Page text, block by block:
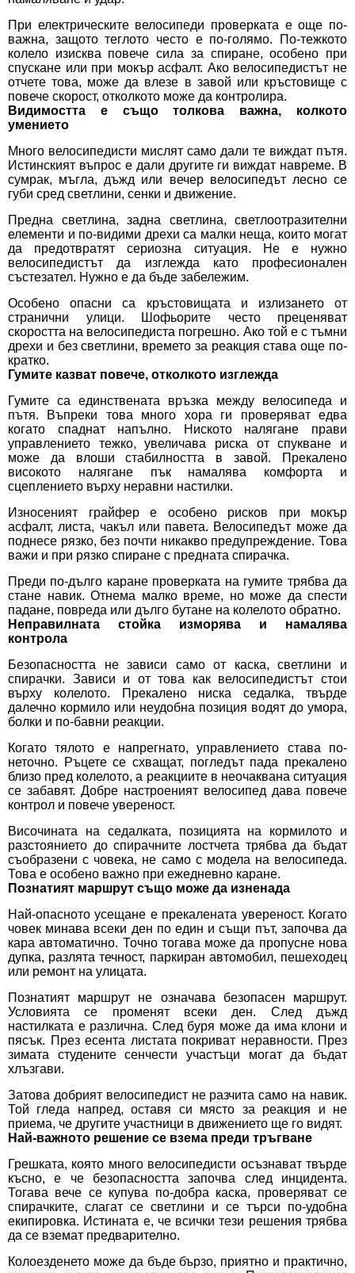
При електрическите велосипеди проверката е още по-
важна, защото теглото често е по-голямо. По-тежкото
колело изисква повече сила за спиране, особено при
спускане или при мокър асфалт. Ако велосипедистът не
отчете това, може да влезе в завой или кръстовище с
повече скорост, отколкото може да контролира.
Видимостта е също толкова важна, колкото
умението
Много велосипедисти мислят само дали те виждат пътя.
Истинският въпрос е дали другите ги виждат навреме. В
сумрак, мъгла, дъжд или вечер велосипедът лесно се
губи сред светлини, сенки и движение.
Предна светлина, задна светлина, светлоотразителни
елементи и по-видими дрехи са малки неща, които могат
да предотвратят сериозна ситуация. Не е нужно
велосипедистът да изглежда като професионален
състезател. Нужно е да бъде забележим.
Особено опасни са кръстовищата и излизането от
странични улици. Шофьорите често преценяват
скоростта на велосипедиста погрешно. Ако той е с тъмни
дрехи и без светлини, времето за реакция става още по-
кратко.
Гумите казват повече, отколкото изглежда
Гумите са единствената връзка между велосипеда и
пътя. Въпреки това много хора ги проверяват едва
когато спаднат напълно. Ниското налягане прави
управлението тежко, увеличава риска от спукване и
може да влоши стабилността в завой. Прекалено
високото налягане пък намалява комфорта и
сцеплението върху неравни настилки.
Износеният грайфер е особено рисков при мокър
асфалт, листа, чакъл или павета. Велосипедът може да
поднесе рязко, без почти никакво предупреждение. Това
важи и при рязко спиране с предната спирачка.
Преди по-дълго каране проверката на гумите трябва да
стане навик. Отнема малко време, но може да спести
падане, повреда или дълго бутане на колелото обратно.
Неправилната стойка изморява и намалява
контрола
Безопасността не зависи само от каска, светлини и
спирачки. Зависи и от това как велосипедистът стои
върху колелото. Прекалено ниска седалка, твърде
далечно кормило или неудобна позиция водят до умора,
болки и по-бавни реакции.
Когато тялото е напрегнато, управлението става по-
неточно. Ръцете се схващат, погледът пада прекалено
близо пред колелото, а реакциите в неочаквана ситуация
се забавят. Добре настроеният велосипед дава повече
контрол и повече увереност.
Височината на седалката, позицията на кормилото и
разстоянието до спирачните лостчета трябва да бъдат
съобразени с човека, не само с модела на велосипеда.
Това е особено важно при ежедневно каране.
Познатият маршрут също може да изненада
Най-опасното усещане е прекалената увереност. Когато
човек минава всеки ден по един и същи път, започва да
кара автоматично. Точно тогава може да пропусне нова
дупка, разлята течност, паркиран автомобил, пешеходец
или ремонт на улицата.
Познатият маршрут не означава безопасен маршрут.
Условията се променят всеки ден. След дъжд
настилката е различна. След буря може да има клони и
пясък. През есента листата покриват неравности. През
зимата студените сенчести участъци могат да бъдат
хлъзгави.
Затова добрият велосипедист не разчита само на навик.
Той гледа напред, оставя си място за реакция и не
приема, че другите участници в движението ще го видят.
Най-важното решение се взема преди тръгване
Грешката, която много велосипедисти осъзнават твърде
късно, е че безопасността започва след инцидента.
Тогава вече се купува по-добра каска, проверяват се
спирачките, слагат се светлини и се търси по-удобна
екипировка. Истината е, че всички тези решения трябва
да се вземат предварително.
Колоезденето може да бъде бързо, приятно и практично,